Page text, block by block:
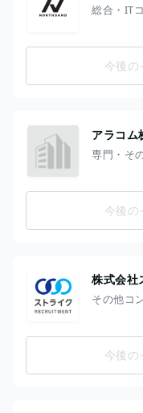
総合・IT
今後の
アラコム
専門・そ
今後の
株式会社
その他コ
今後の